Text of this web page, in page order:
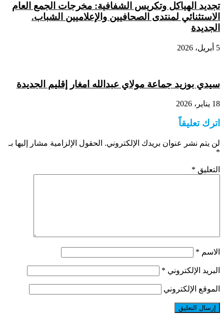
تجديد الهياكل وتكريس الشفافية: مخرجات الجمع العام
الاستثنائي لمنتدى الصحافيين والإعلاميين الشباب.
الجديدة
5 أبريل، 2026
سيدي بوزيد جماعة مولاي عبدالله امغار إقليم الجديدة
18 يناير، 2026
اترك تعليقاً
لن يتم نشر عنوان بريدك الإلكتروني. الحقول الإلزامية مشار إليها بـ
*
التعليق *
الاسم *
البريد الإلكتروني *
الموقع الإلكتروني